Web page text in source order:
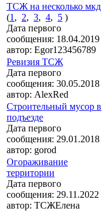
ТСЖ на несколько мкд
(1 , 2, 3, 4, 5 )
Дата первого
сообщения: 18.04.2019
автор: Egor123456789
Ревизия ТСЖ
Дата первого
сообщения: 30.05.2018
автор: AlexRed
Строительный мусор в
подъезде
Дата первого
сообщения: 29.01.2018
автор: gorod
Огораживание
территории
Дата первого
сообщения: 29.11.2022
автор: ТСЖЕлена